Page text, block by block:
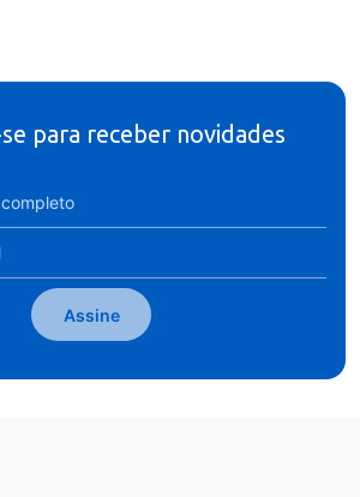
para receber novidades
Assine